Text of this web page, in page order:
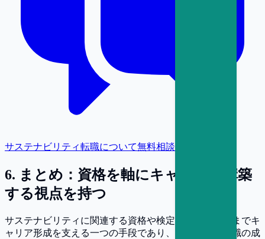
サステナビリティ転職について無料相談
6. まとめ：資格を軸にキャリアを構築
する視点を持つ
サステナビリティに関連する資格や検定制度は、あくまでキ
ャリア形成を支える一つの手段であり、それ自体が転職の成